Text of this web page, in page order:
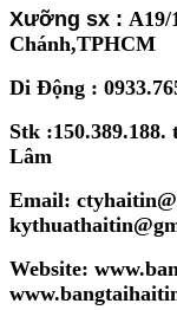
Xưỡng sx : A19/
Chánh,TPHCM
Di Động :
Stk
Lâm
Email:
Website: